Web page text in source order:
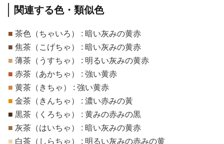
関連する色・類似色
■ 茶色（ちゃいろ） : 暗い灰みの黄赤
■ 焦茶（こげちゃ） : 暗い灰みの黄赤
■ 薄茶（うすちゃ） : 明るい灰みの黄赤
■ 赤茶（あかちゃ） : 強い黄赤
■ 黄茶（きちゃ） : 強い黄赤
■ 金茶（きんちゃ） : 濃い赤みの黃
■ 黒茶（くろちゃ） : 黄みの赤みの黒
■ 灰茶（はいちゃ） : 暗い灰みの黄赤
■ 白茶（しらちゃ） : 明るい灰みの赤みの黄